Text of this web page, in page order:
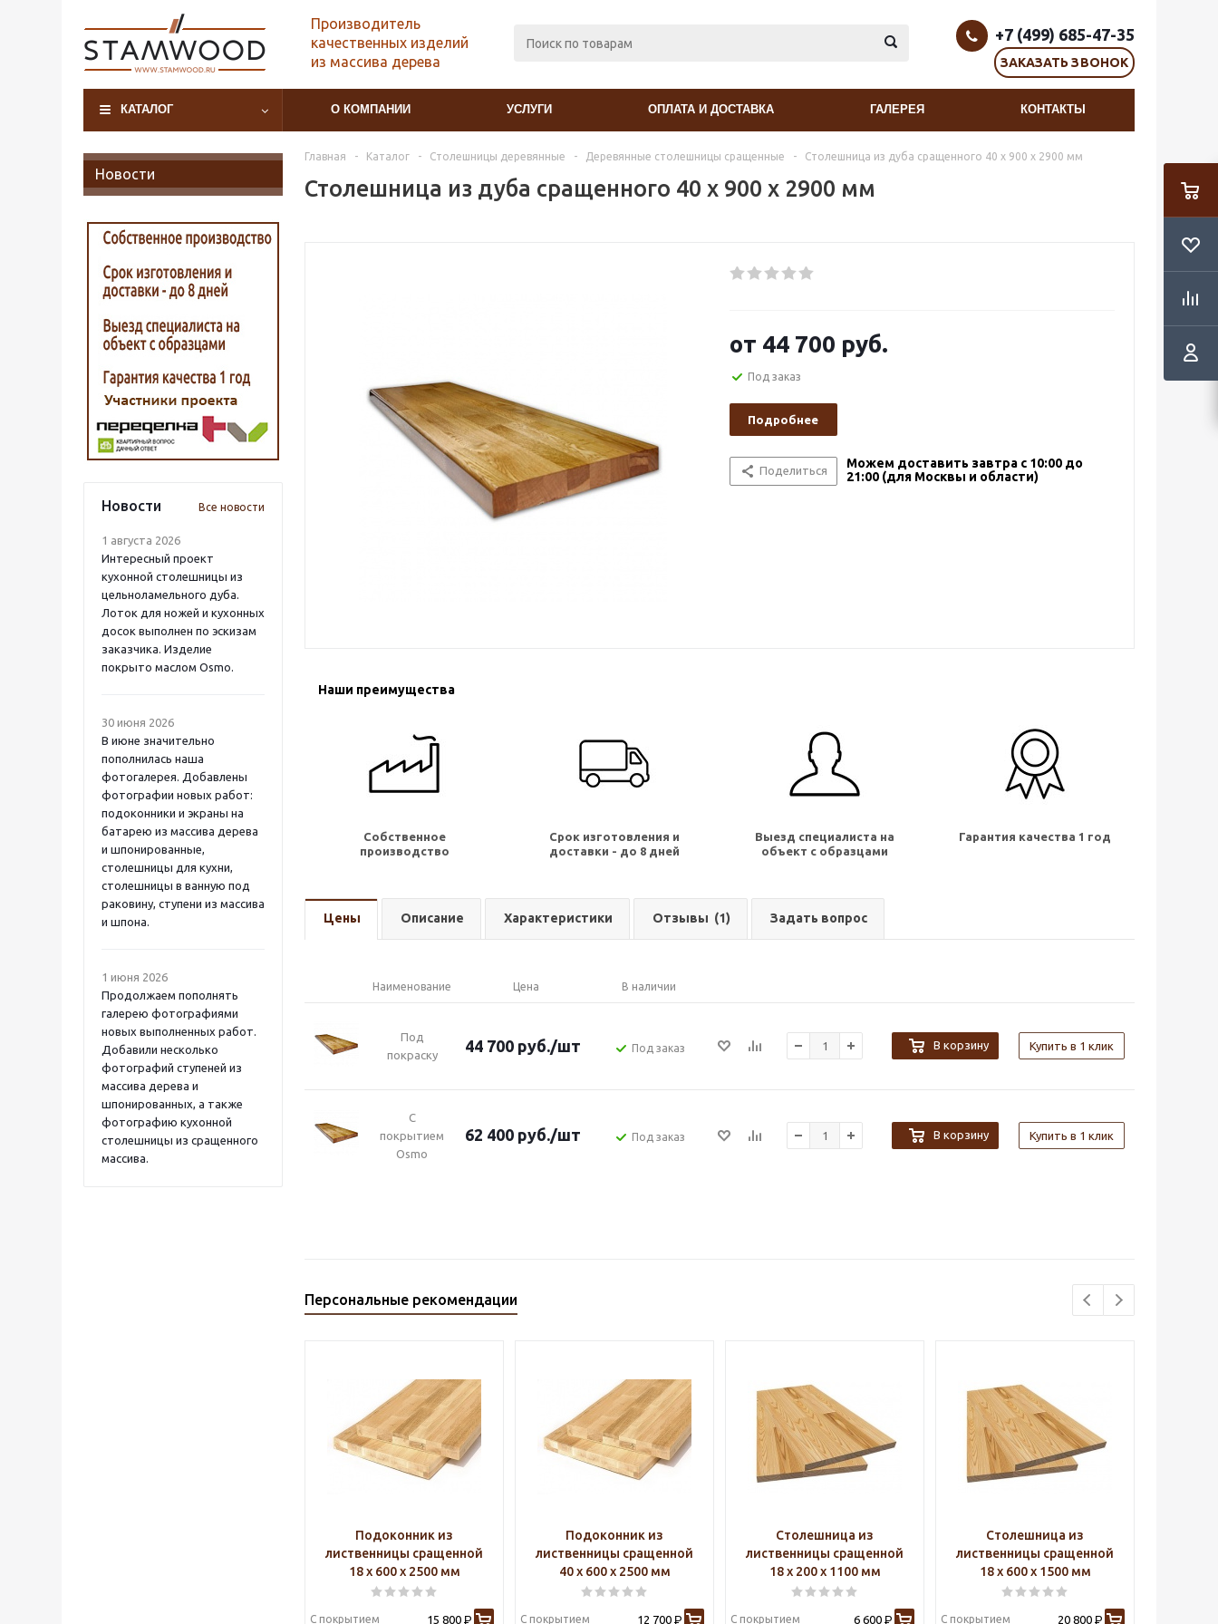
Производитель
качественных изделий
из массива дерева
+7 (499) 685-47-35
ЗАКАЗАТЬ ЗВОНОК
КАТАЛОГ О КОМПАНИИ УСЛУГИ ОПЛАТА И ДОСТАВКА ГАЛЕРЕЯ КОНТАКТЫ
Новости
Новости Все новости
1 августа 2026
Интересный проект
кухонной столешницы из
цельноламельного дуба.
Лоток для ножей и кухонных
досок выполнен по эскизам
заказчика. Изделие
покрыто маслом Osmo.
30 июня 2026
В июне значительно
пополнилась наша
фотогалерея. Добавлены
фотографии новых работ:
подоконники и экраны на
батарею из массива дерева
и шпонированные,
столешницы для кухни,
столешницы в ванную под
раковину, ступени из массива
и шпона.
1 июня 2026
Продолжаем пополнять
галерею фотографиями
новых выполненных работ.
Добавили несколько
фотографий ступеней из
массива дерева и
шпонированных, а также
фотографию кухонной
столешницы из сращенного
массива.
Главная - Каталог - Столешницы деревянные - Деревянные столешницы сращенные - Столешница из дуба сращенного 40 х 900 х 2900 мм
Столешница из дуба сращенного 40 х 900 х 2900 мм
от 44 700 руб.
Под заказ
Подробнее
Поделиться
Можем доставить завтра с 10:00 до
21:00 (для Москвы и области)
Наши преимущества
Собственное
производство
Срок изготовления и
доставки - до 8 дней
Выезд специалиста на
объект с образцами
Гарантия качества 1 год
Цены Описание Характеристики Отзывы (1) Задать вопрос
Наименование Цена В наличии
Под
покраску
44 700 руб./шт Под заказ В корзину Купить в 1 клик
С
покрытием
Osmo
62 400 руб./шт Под заказ В корзину Купить в 1 клик
Персональные рекомендации
Подоконник из
лиственницы сращенной
18 х 600 х 2500 мм
С покрытием 15 800 Р
Подоконник из
лиственницы сращенной
40 х 600 х 2500 мм
С покрытием 12 700 Р
Столешница из
лиственницы сращенной
18 х 200 х 1100 мм
С покрытием 6 600 Р
Столешница из
лиственницы сращенной
18 х 600 х 1500 мм
С покрытием 20 800 Р